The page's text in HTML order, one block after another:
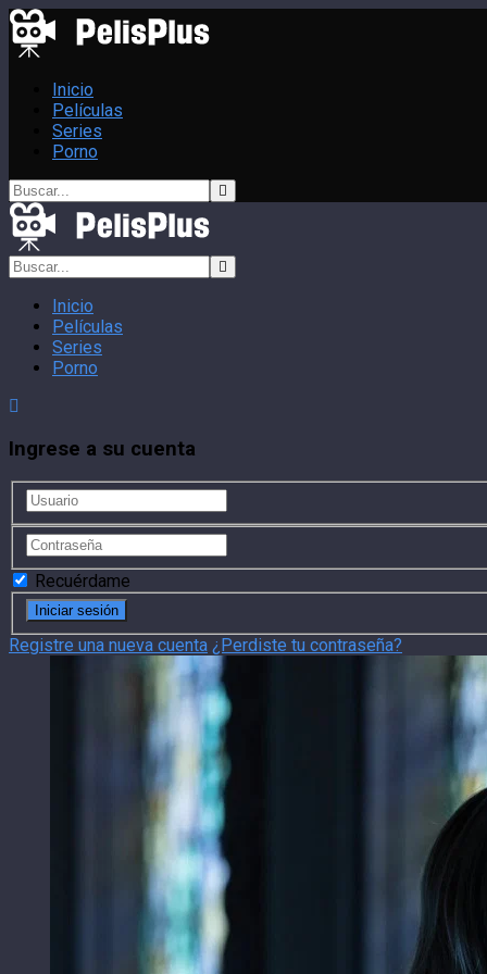
Inicio
Películas
Series
Porno
Inicio
Películas
Series
Porno
Ingrese a su cuenta
Recuérdame
Registre una nueva cuenta ¿Perdiste tu contraseña?